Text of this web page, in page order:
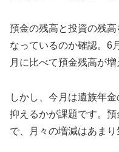
預金の残高と投資の残
なっているのか確認。6
月に比べて預金残高が増
しかし、今月は遺族年
抑えるかが課題です。
で、月々の増減はあまり